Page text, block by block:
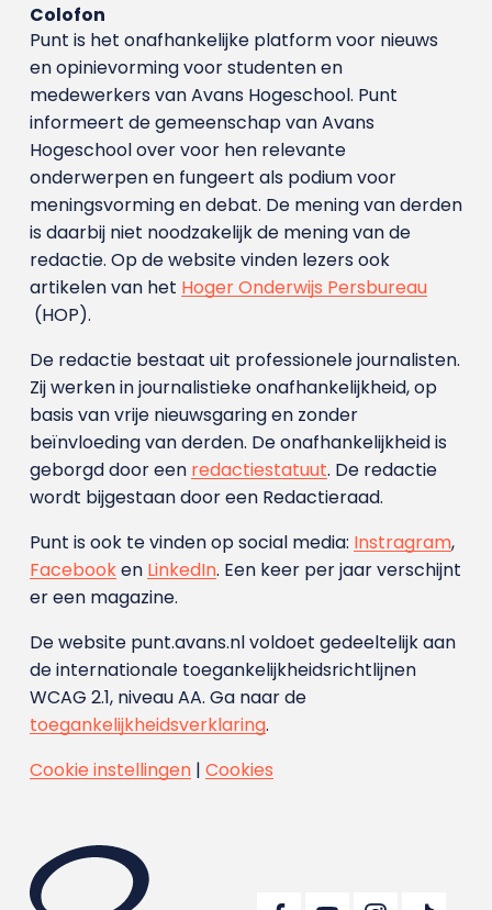
Colofon
Punt is het onafhankelijke platform voor nieuws
en opinievorming voor studenten en
medewerkers van Avans Hoge­school. Punt
informeert de gemeenschap van Avans
Hogeschool over voor hen relevante
onderwerpen en fungeert als podium voor
meningsvorming en debat. De mening van derden
is daarbij niet noodzakelijk de mening van de
redactie. Op de website vinden lezers ook
artikelen van het Hoger Onderwijs Persbureau
(HOP).
De redactie bestaat uit professionele journalisten.
Zij werken in journalistieke onafhankelijkheid, op
basis van vrije nieuwsgaring en zonder
beïnvloeding van derden. De onafhankelijkheid is
geborgd door een redactiestatuut. De redactie
wordt bijgestaan door een Redactieraad.
Punt is ook te vinden op social media: Instragram,
Facebooken LinkedIn. Een keer per jaar verschijnt
er een magazine.
De website punt.avans.nl voldoet gedeeltelijk aan
de internationale toegankelijkheidsrichtlijnen
WCAG 2.1, niveau AA. Ga naar de
toegankelijkheidsverklaring.
Cookie instellingen| Cookies